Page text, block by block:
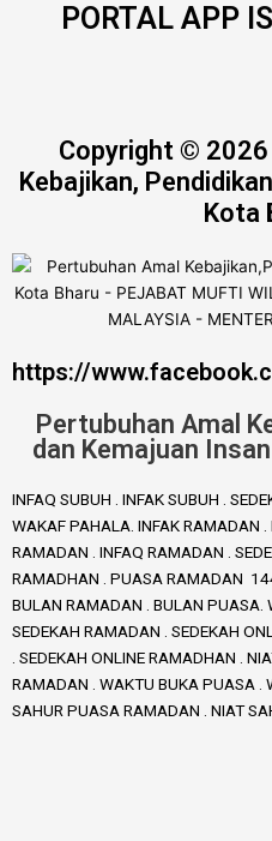
PORTAL APP
Copyright © 2026
Kebajikan,
Kota
https://
Pertubuhan Amal
dan Kemajuan
INFAQ SUBUH . INFAK SUBUH .
WAKAF PAHALA. INFAK RAMADAN .
RAMADAN . INFAQ RAMADAN .
RAMADHAN . PUASA RAMADAN
BULAN RAMADAN . BULAN PUASA.
SEDEKAH RAMADAN . SEDEKAH
. SEDEKAH ONLINE RAMADHAN .
RAMADAN . WAKTU BUKA PUASA .
SAHUR PUASA RAMADAN . NIAT